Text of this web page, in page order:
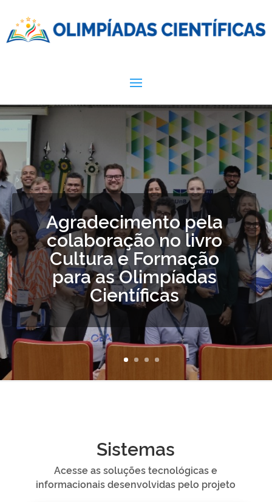
Agradecimento pela
colaboração no livro
Cultura e Formação
para as Olimpíadas
Científicas
Sistemas
Acesse as soluções tecnológicas e
informacionais desenvolvidas pelo projeto